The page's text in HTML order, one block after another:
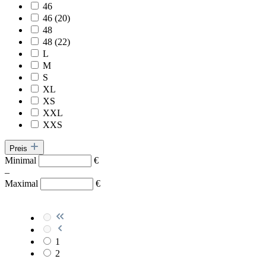
46
46 (20)
48
48 (22)
L
M
S
XL
XS
XXL
XXS
Preis
Minimal
€
–
Maximal
€
1
2